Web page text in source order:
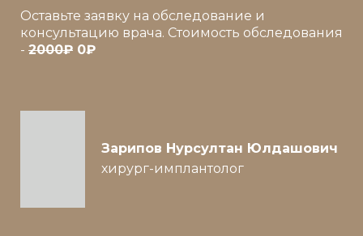
Оставьте заявку на обследование и
консультацию врача. Стоимость обследования
- 2000₽ 0₽
Зарипов Нурсултан Юлдашович
хирург-имплантолог